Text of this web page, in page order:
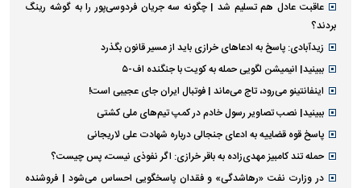
عاقبت عادل هم تسلیم شد | چگونه سه جریان فردوسی‌پور را به گوشه رینگ
بردند؟
زیدآبادی: پاسخ به ادعا‌های خرازی باید از مسیر قانون بگذرد
ببینید| انیمیشن لگویی حمله به کویت با جنگنده اف-۵
اینفانتینو می‌رود، تاج می‌ماند | فوتبال ایران جای عجیبی است!
ببینید| نصب تصاویر رسول خادم در کمپ تیم‌های ملی کشتی
پاسخ قوه قضاییه به ادعای جنجالی درباره شهادت علی لاریجانی
حمله تند کامبیز مهدی‌زاده به باقر خرازی: اگر نفوذی نیست، پس چیست؟
در وزارت نفت «رهاشدگی» و فقدان پاسخگویی احساس می‌شود | فروشنده